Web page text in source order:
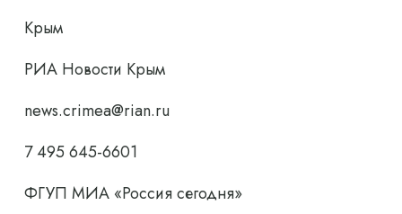
Крым
РИА Новости Крым
news.crimea@rian.ru
7 495 645-6601
ФГУП МИА «Россия сегодня»